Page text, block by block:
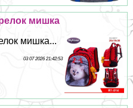
мишка
мишка...
03 07 2026 21:42:53